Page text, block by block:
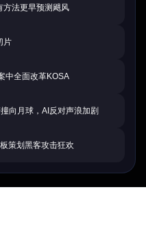
方法更早预测飓风
片
中全面改革KOSA
向月球，AI反对声浪加剧
策划黑客攻击狂欢